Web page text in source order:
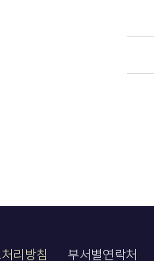
리방침 부서별연락처